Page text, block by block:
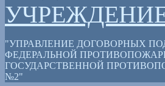
"УПРАВЛЕНИЕ ДОГОВОРНЫХ
ФЕДЕРАЛЬНОЙ
ГОСУДАРСТВЕННОЙ
№2"